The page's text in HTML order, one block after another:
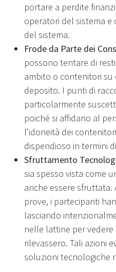
portare a perdite
operatori del sistema
del sistema.
Frode da Parte dei
possono tentare di
ambito o contenitori
deposito. I punti di
particolarmente
poiché si affidano al
l'idoneità dei
dispendioso in termini
Sfruttamento
sia spesso vista come
anche essere sfruttata.
prove, i partecipanti
lasciando
nelle lattine per vedere
rilevassero. Tali azioni
soluzioni tecnologiche